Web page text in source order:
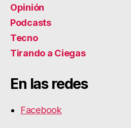
Opinión
Podcasts
Tecno
Tirando a Ciegas
En las redes
Facebook